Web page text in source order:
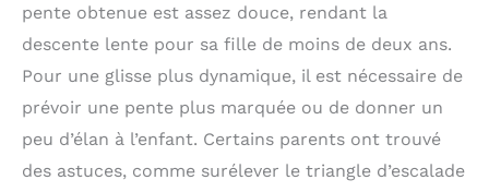
pente obtenue est assez douce, rendant la
descente lente pour sa fille de moins de deux ans.
Pour une glisse plus dynamique, il est nécessaire de
prévoir une pente plus marquée ou de donner un
peu d’élan à l’enfant. Certains parents ont trouvé
des astuces, comme surélever le triangle d’escalade